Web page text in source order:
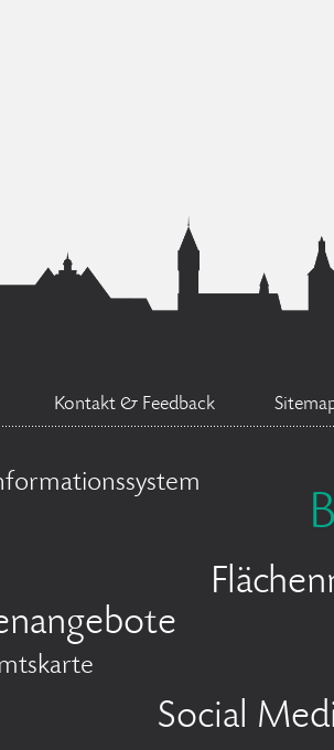
Kontakt & Feedback
Social